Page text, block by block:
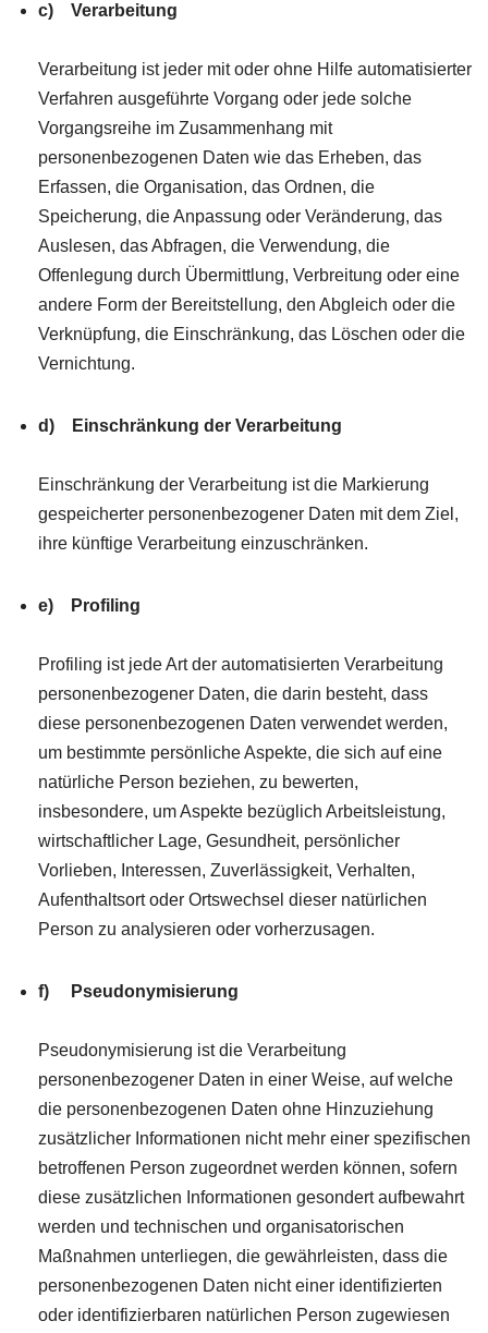
c) Verarbeitung
Verarbeitung ist jeder mit oder ohne Hilfe automatisierter
Verfahren ausgeführte Vorgang oder jede solche
Vorgangsreihe im Zusammenhang mit
personenbezogenen Daten wie das Erheben, das
Erfassen, die Organisation, das Ordnen, die
Speicherung, die Anpassung oder Veränderung, das
Auslesen, das Abfragen, die Verwendung, die
Offenlegung durch Übermittlung, Verbreitung oder eine
andere Form der Bereitstellung, den Abgleich oder die
Verknüpfung, die Einschränkung, das Löschen oder die
Vernichtung.
d) Einschränkung der Verarbeitung
Einschränkung der Verarbeitung ist die Markierung
gespeicherter personenbezogener Daten mit dem Ziel,
ihre künftige Verarbeitung einzuschränken.
e) Profiling
Profiling ist jede Art der automatisierten Verarbeitung
personenbezogener Daten, die darin besteht, dass
diese personenbezogenen Daten verwendet werden,
um bestimmte persönliche Aspekte, die sich auf eine
natürliche Person beziehen, zu bewerten,
insbesondere, um Aspekte bezüglich Arbeitsleistung,
wirtschaftlicher Lage, Gesundheit, persönlicher
Vorlieben, Interessen, Zuverlässigkeit, Verhalten,
Aufenthaltsort oder Ortswechsel dieser natürlichen
Person zu analysieren oder vorherzusagen.
f) Pseudonymisierung
Pseudonymisierung ist die Verarbeitung
personenbezogener Daten in einer Weise, auf welche
die personenbezogenen Daten ohne Hinzuziehung
zusätzlicher Informationen nicht mehr einer spezifischen
betroffenen Person zugeordnet werden können, sofern
diese zusätzlichen Informationen gesondert aufbewahrt
werden und technischen und organisatorischen
Maßnahmen unterliegen, die gewährleisten, dass die
personenbezogenen Daten nicht einer identifizierten
oder identifizierbaren natürlichen Person zugewiesen